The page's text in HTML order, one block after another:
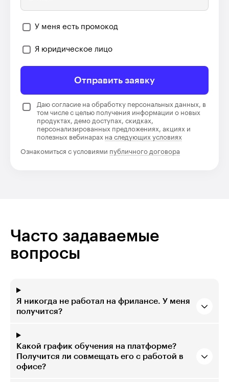
У меня есть промокод
Я юридическое лицо
Отправить заявку
Даю согласие на обработку персональных данных, в
том числе с целью получения информации о новых
продуктах, демо доступах, скидках,
персонализированных предложениях, акциях и
полезных вебинарах на следующих условиях
Ознакомиться с условиями публичного договора
Часто задаваемые
вопросы
Я никогда не работал на фрилансе. У меня
получится?
Какой график обучения на платформе?
Получится ли совмещать его с работой в
офисе?